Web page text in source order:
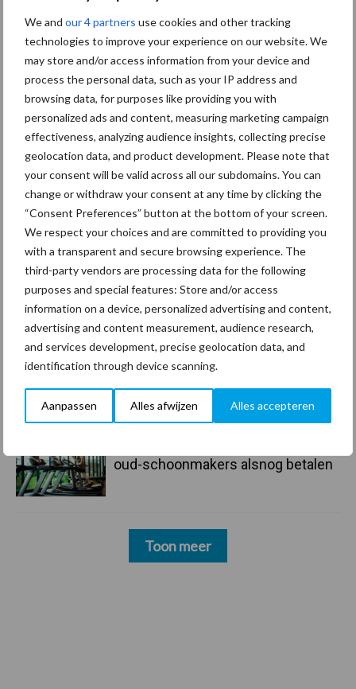
We and our 4 partners use cookies and other tracking
technologies to improve your experience on our website. We
may store and/or access information from your device and
process the personal data, such as your IP address and
browsing data, for purposes like providing you with
personalized ads and content, measuring marketing campaign
effectiveness, analyzing audience insights, collecting precise
geolocation data, and product development. Please note that
your consent will be valid across all our subdomains. You can
change or withdraw your consent at any time by clicking the
“Consent Preferences” button at the bottom of your screen.
We respect your choices and are committed to providing you
with a transparent and secure browsing experience. The
third-party vendors are processing data for the following
purposes and special features: Store and/or access
information on a device, personalized advertising and content,
advertising and content measurement, audience research,
and services development, precise geolocation data, and
identification through device scanning.
Aanpassen Alles afwijzen Alles accepteren
Primaire
Sidebar
Recent nieuws Partner nieuws
Hervorming flexibele
arbeidscontracten kent mitsen en
maren
29 dec
Freddy van de Ridder Cleaners:
“Glazenwassen zit in m’n bloed,
maar innoveren is mijn toekomst”
24 dec
Friendship Sports Centre maakt
vrienden voor het leven
23 dec
Business Apps: breng rust in de
schoonmaakchaos
oud-schoonmakers alsnog betalen
Toon meer